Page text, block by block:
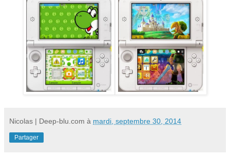
Nicolas | Deep-blu.com à mardi, septembre 30, 2014
Partager